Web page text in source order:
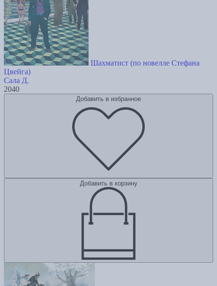
Шахматист (по новелле Стефана
Цвейга)
Сала Д.
2040
Добавить в избранное
Добавить в корзину